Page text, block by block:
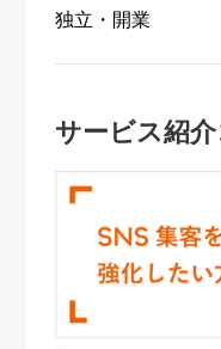
独立・開業
サービス紹